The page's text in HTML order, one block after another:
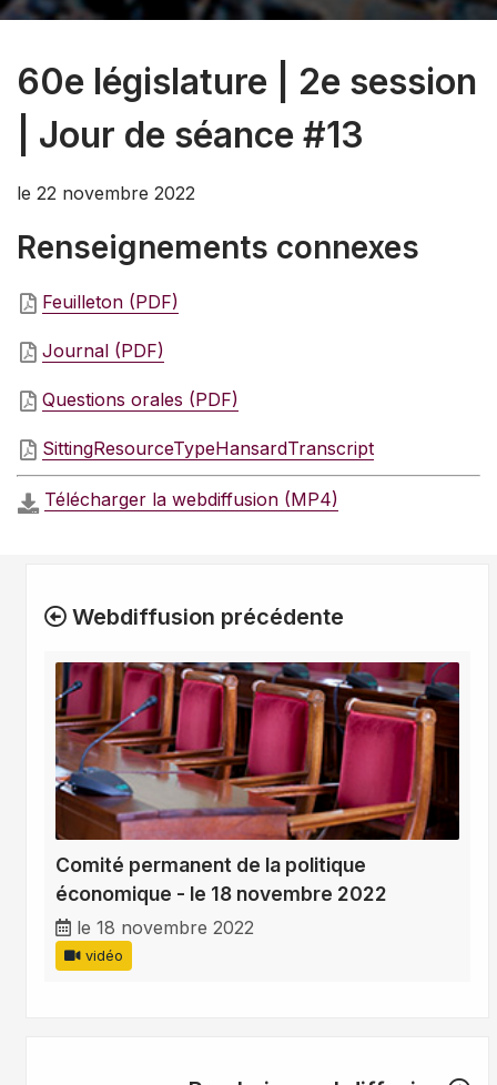
60e législature | 2e session
| Jour de séance #13
le 22 novembre 2022
Renseignements connexes
Feuilleton (PDF)
Journal (PDF)
Questions orales (PDF)
SittingResourceTypeHansardTranscript
Télécharger la webdiffusion (MP4)
Webdiffusion précédente
Comité permanent de la politique
économique - le 18 novembre 2022
le 18 novembre 2022
vidéo